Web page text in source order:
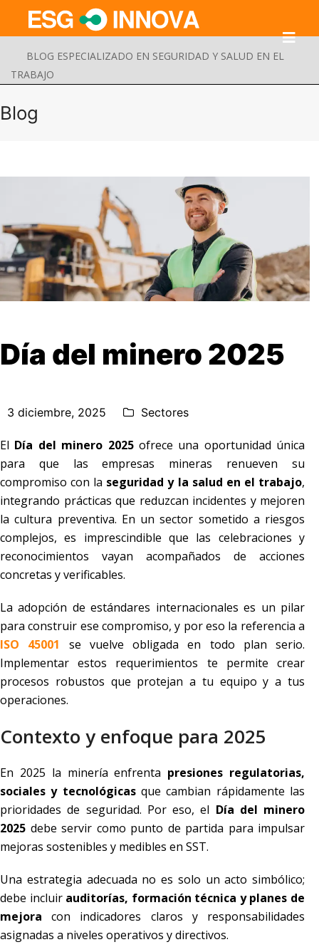
BLOG ESPECIALIZADO EN SEGURIDAD Y SALUD EN EL
TRABAJO
Buscar Enviar
Blog
Día del minero 2025
3 diciembre, 2025 Sectores
El Día del minero 2025ofrece una oportunidad única
para que las empresas mineras renueven su
compromiso con la seguridad y la salud en el trabajo,
integrando prácticas que reduzcan incidentes y mejoren
la cultura preventiva. En un sector sometido a riesgos
complejos, es imprescindible que las celebraciones y
reconocimientos vayan acompañados de acciones
concretas y verificables.
La adopción de estándares internacionales es un pilar
para construir ese compromiso, y por eso la referencia a
ISO 45001
se vuelve obligada en todo plan serio.
Implementar estos requerimientos te permite crear
procesos robustos que protejan a tu equipo y a tus
operaciones.
Contexto y enfoque para 2025
En 2025 la minería enfrenta presiones regulatorias,
sociales y tecnológicasque cambian rápidamente las
prioridades de seguridad. Por eso, el Día del minero
2025 debe servir como punto de partida para impulsar
mejoras sostenibles y medibles en SST.
Una estrategia adecuada no es solo un acto simbólico;
debe incluir auditorías, formación técnica y planes de
mejora con indicadores claros y responsabilidades
asignadas a niveles operativos y directivos.